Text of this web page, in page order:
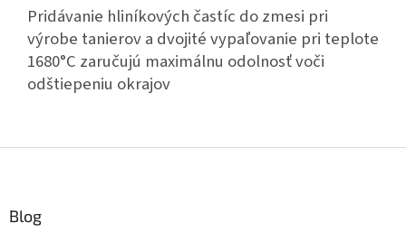
Pridávanie hliníkových častíc do zmesi pri
výrobe tanierov a dvojité vypaľovanie pri teplote
1680°C zaručujú maximálnu odolnosť voči
odštiepeniu okrajov
Blog